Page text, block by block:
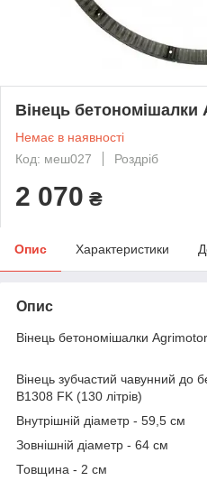
Вінець бетономішалки
Немає в наявності
Код: меш027
Роздріб
2 070 ₴
Опис Характеристики
Опис
Вінець бетономішалки
Вінець зубчастий чавунний до
B1308 FK (130 літрів)
Внутрішній діаметр - 59,5 см
Зовнішній діаметр - 64 см
Товщина - 2 см